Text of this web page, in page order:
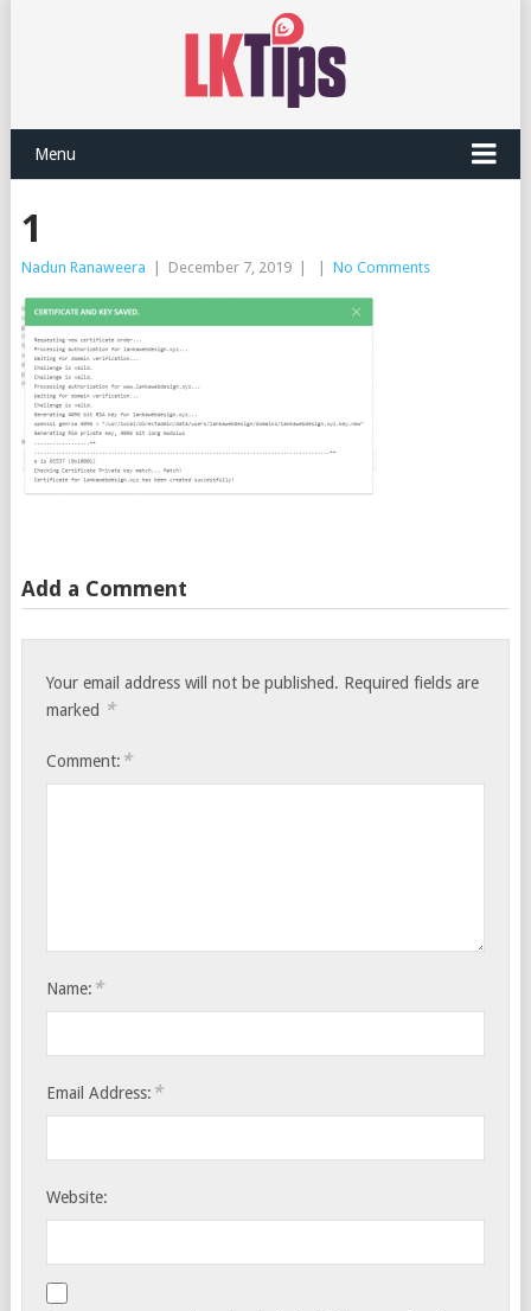
Menu
1
Nadun Ranaweera December 7, 2019 No Comments
Add a Comment
Your email address will not be published. Required fields are
marked *
Comment: *
Name: *
Email Address: *
Website: